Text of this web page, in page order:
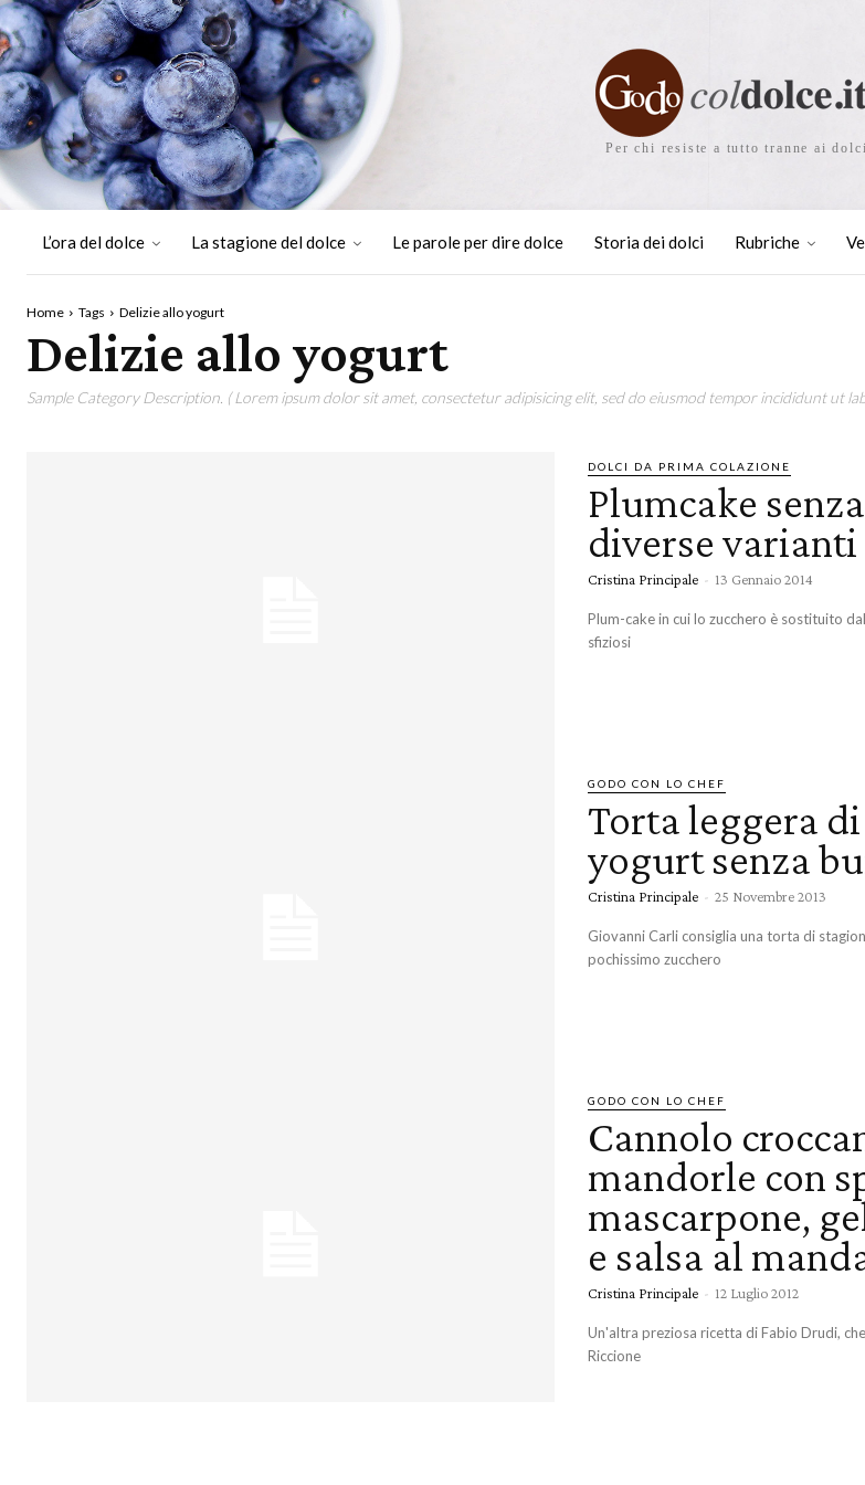
Per chi resiste a tutto tranne ai dolci
L’ora del dolce La stagione del dolce Le parole per dire dolce Storia dei dolci Rubriche
Home Tags Delizie allo yogurt
Delizie allo yogurt
Sample Category Description. ( Lorem ipsum dolor sit amet, consectetur adipisicing elit, sed do eiusmod tempor incididunt ut
DOLCI DA PRIMA COLAZIONE
Plumcake
diverse varianti
Cristina Principale - 13 Gennaio 2014
Plum-cake in cui lo zucchero è sostituito
sfiziosi
GODO CON LO CHEF
Torta leggera
yogurt senza
Cristina Principale - 25 Novembre 2013
Giovanni Carli consiglia una torta di
pochissimo zucchero
GODO CON LO CHEF
Cannolo
mandorle con
mascarpone,
e salsa al
Cristina Principale - 12 Luglio 2012
Un'altra preziosa ricetta di Fabio Drudi,
Riccione